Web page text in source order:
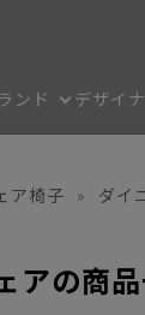
ンド デザイ
ア椅子 » ダイ
アの商